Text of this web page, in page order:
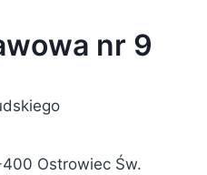
nr 9
Ostrowiec Św.